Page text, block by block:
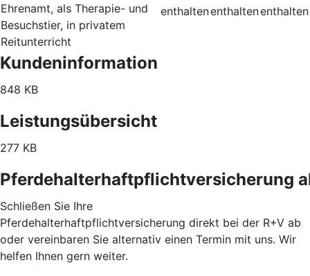
Ehrenamt, als Therapie- und
Besuchstier, in privatem
Reitunterricht
enthaltenenthaltenenthalten
Kundeninformation
848 KB
Leistungsübersicht
277 KB
Pferdehalterhaftpflichtversicherung
Schließen Sie Ihre
Pferdehalterhaftpflichtversicherung direkt bei der R+V ab
oder vereinbaren Sie alternativ einen Termin mit uns. Wir
helfen Ihnen gern weiter.